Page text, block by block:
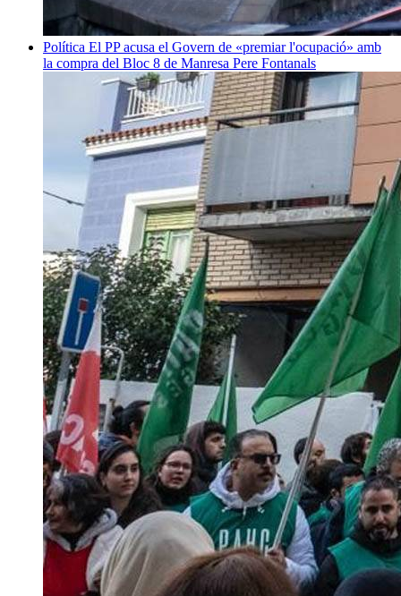
Política El PP acusa el Govern de «premiar l'ocupació» amb
la compra del Bloc 8 de Manresa Pere Fontanals